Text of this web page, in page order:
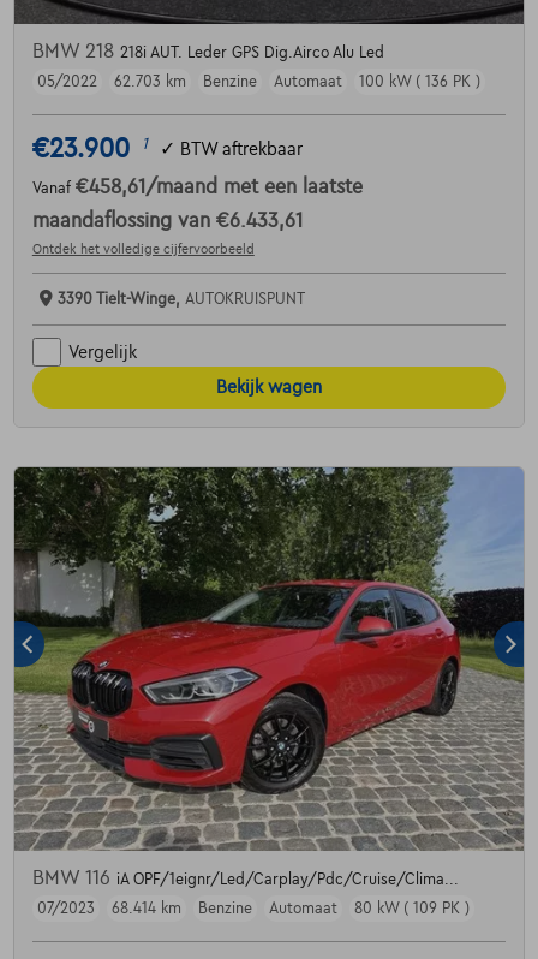
BMW 218 218i AUT. Leder GPS Dig.Airco Alu Led
05/2022
62.703 km Benzine Automaat 100 kW ( 136 PK )
€23.900 1 ✓ BTW aftrekbaar
Vanaf €458,61 /maand met een laatste
maandaflossing van €6.433,61
Ontdek het volledige cijfervoorbeeld
3390 Tielt-Winge, AUTOKRUISPUNT
Vergelijk
Bekijk wagen
BMW 116 iA OPF/1eignr/Led/Carplay/Pdc/Cruise/Clima...
07/2023
68.414 km Benzine Automaat 80 kW ( 109 PK )